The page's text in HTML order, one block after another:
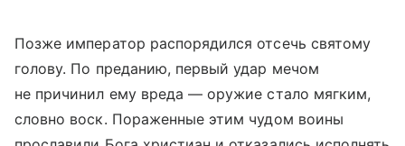
Позже император распорядился отсечь святому
голову. По преданию, первый удар мечом
не причинил ему вреда — оружие стало мягким,
словно воск. Пораженные этим чудом воины